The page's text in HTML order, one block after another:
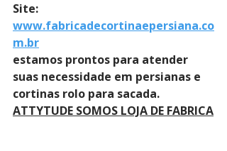
Site:
www.fabricadecortinaepersiana.co
m.br
estamos prontos para atender
suas necessidade em persianas e
cortinas rolo para sacada.
ATTYTUDE SOMOS LOJA DE FABRICA